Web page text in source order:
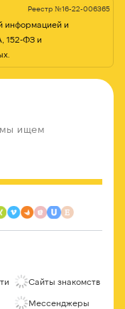
Реестр №16-22-006365
информацией и
152-ФЗ и
ищем
Сайты знакомств
Мессенджеры